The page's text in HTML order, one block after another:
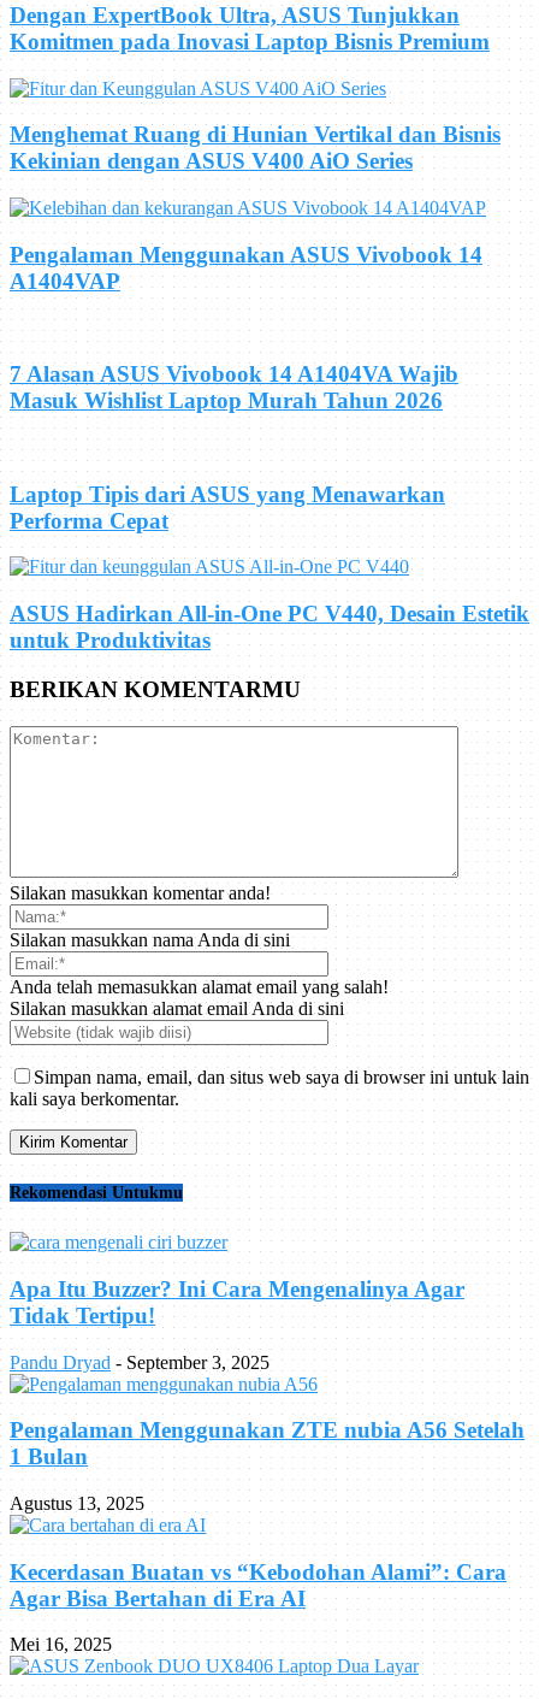
Dengan ExpertBook Ultra, ASUS Tunjukkan
Komitmen pada Inovasi Laptop Bisnis Premium
Menghemat Ruang di Hunian Vertikal dan Bisnis
Kekinian dengan ASUS V400 AiO Series
Pengalaman Menggunakan ASUS Vivobook 14
A1404VAP
7 Alasan ASUS Vivobook 14 A1404VA Wajib
Masuk Wishlist Laptop Murah Tahun 2026
Laptop Tipis dari ASUS yang Menawarkan
Performa Cepat
ASUS Hadirkan All-in-One PC V440, Desain Estetik
untuk Produktivitas
BERIKAN KOMENTARMU
Silakan masukkan komentar anda!
Silakan masukkan nama Anda di sini
Anda telah memasukkan alamat email yang salah!
Silakan masukkan alamat email Anda di sini
Simpan nama, email, dan situs web saya di browser ini untuk lain
kali saya berkomentar.
Rekomendasi Untukmu
Apa Itu Buzzer? Ini Cara Mengenalinya Agar
Tidak Tertipu!
Pandu Dryad - September 3, 2025
Pengalaman Menggunakan ZTE nubia A56 Setelah
1 Bulan
Agustus 13, 2025
Kecerdasan Buatan vs “Kebodohan Alami”: Cara
Agar Bisa Bertahan di Era AI
Mei 16, 2025